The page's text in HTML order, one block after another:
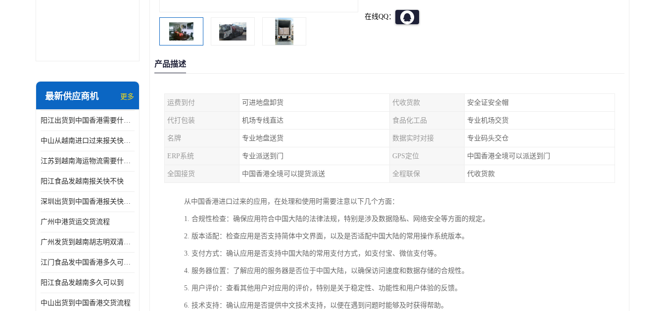
最新供应商机 更多
阳江出货到中国香港需要什么条件 专线直达
中山从越南进口过来报关快不快
江苏到越南海运物流需要什么条件 一步到位
阳江食品发越南报关快不快
深圳出货到中国香港报关快不快 一手货源
广州中港货运交货流程
广州发货到越南胡志明双清需要什么文件
江门食品发中国香港多久可以到 一键发货
阳江食品发越南多久可以到
中山出货到中国香港交货流程
在线QQ：
产品描述
运费到付 可进地盘卸货 代收货款 安全证安全帽
代打包装 机场专线直达 食品化工品 专业机场交货
名牌 专业地盘送货 数据实时对接 专业码头交仓
ERP系统 专业派送到门 GPS定位 中国香港全境可以派送到门
全国接货 中国香港全境可以提货派送 全程联保 代收货款
从中国香港进口过来的应用，在处理和使用时需要注意以下几个方面：
1. 合规性检查：确保应用符合中国大陆的法律法规，特别是涉及数据隐私、网络安全等方面的规定。
2. 版本适配：检查应用是否支持简体中文界面，以及是否适配中国大陆的常用操作系统版本。
3. 支付方式：确认应用是否支持中国大陆的常用支付方式，如支付宝、微信支付等。
4. 服务器位置：了解应用的服务器是否位于中国大陆，以确保访问速度和数据存储的合规性。
5. 用户评价：查看其他用户对应用的评价，特别是关于稳定性、功能性和用户体验的反馈。
6. 技术支持：确认应用是否提供中文技术支持，以便在遇到问题时能够及时获得帮助。